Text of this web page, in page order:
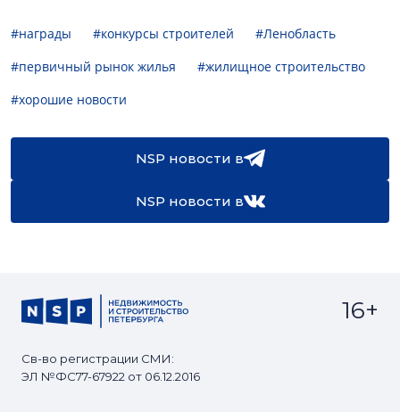
#награды #конкурсы строителей
#Ленобласть
#первичный рынок жилья
#жилищное строительство
#хорошие новости
NSP новости в
NSP новости в
Св-во регистрации СМИ:
ЭЛ №ФС77-67922 от 06.12.2016
16+